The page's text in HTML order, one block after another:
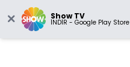
Show TV
İNDİR - Google Play Store